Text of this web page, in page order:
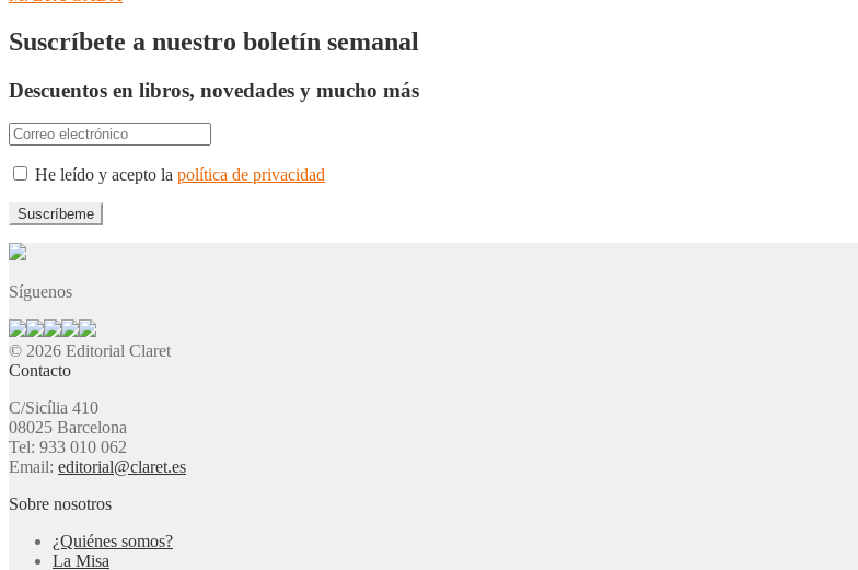
de
entradas
Suscríbete a nuestro boletín semanal
Descuentos en libros, novedades y mucho más
He leído y acepto la política de privacidad
Síguenos
© 2026 Editorial Claret
Contacto
C/Sicília 410
08025 Barcelona
Tel: 933 010 062
Email: editorial@claret.es
Sobre nosotros
¿Quiénes somos?
La Misa